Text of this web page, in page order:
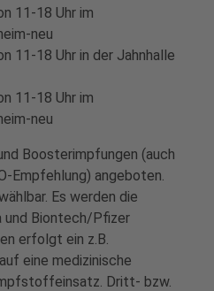
11-18 Uhr im
neu
11-18 Uhr in der Jahnhalle
11-18 Uhr im
neu
Boosterimpfungen (auch
Empfehlung) angeboten.
Es werden die
Biontech/Pfizer
erfolgt ein z.B.
eine medizinische
Dritt- bzw.